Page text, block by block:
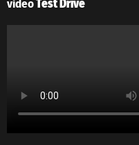
videoTest Drive